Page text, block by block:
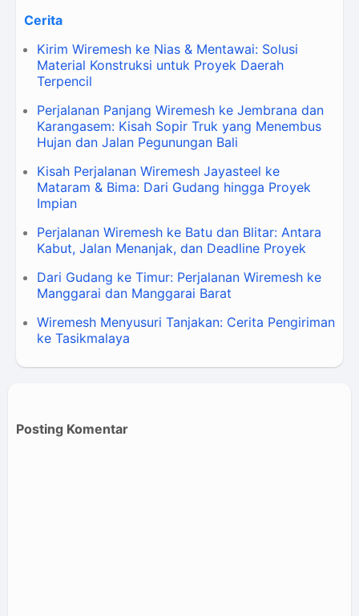
Cerita
Kirim Wiremesh ke Nias & Mentawai: Solusi
Material Konstruksi untuk Proyek Daerah
Terpencil
Perjalanan Panjang Wiremesh ke Jembrana dan
Karangasem: Kisah Sopir Truk yang Menembus
Hujan dan Jalan Pegunungan Bali
Kisah Perjalanan Wiremesh Jayasteel ke
Mataram & Bima: Dari Gudang hingga Proyek
Impian
Perjalanan Wiremesh ke Batu dan Blitar: Antara
Kabut, Jalan Menanjak, dan Deadline Proyek
Dari Gudang ke Timur: Perjalanan Wiremesh ke
Manggarai dan Manggarai Barat
Wiremesh Menyusuri Tanjakan: Cerita Pengiriman
ke Tasikmalaya
Posting Komentar